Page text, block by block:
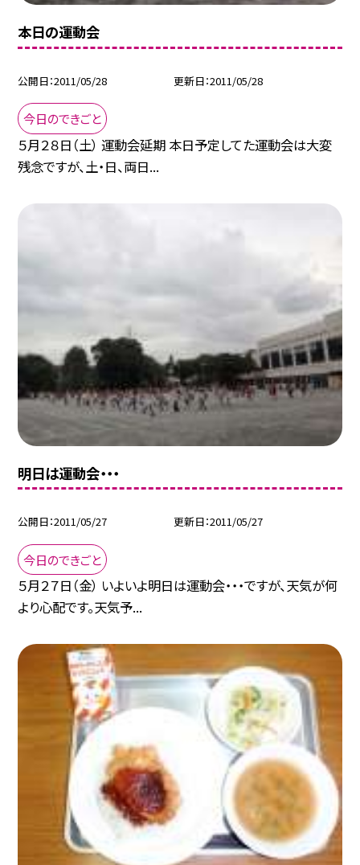
本日の運動会
公開日 2011/05/28 更新日 2011/05/28
今日のできごと
５月２８日（土） 運動会延期 本日予定してた運動会は大変
残念ですが、土・日、両日...
明日は運動会・・・
公開日 2011/05/27 更新日 2011/05/27
今日のできごと
５月２７日（金） いよいよ明日は運動会・・・ですが、天気が何
より心配です。天気予...